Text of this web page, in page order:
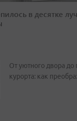
в десятке
От уютного двора
курорта: как